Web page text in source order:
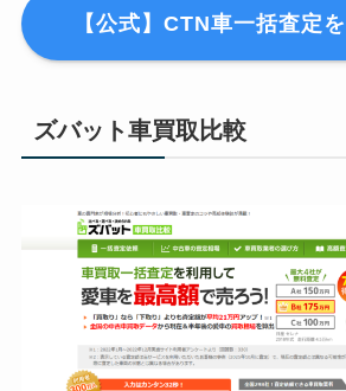
【公式】CTN車一括査定
ズバット車買取比較